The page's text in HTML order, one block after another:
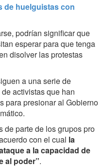
de huelguistas con
podrían significar que
esperar para que tenga
disolver las protestas
a una serie de
activistas que han
para presionar al Gobierno
de parte de los grupos pro
con el cual la
a la capacidad de
al poder”.